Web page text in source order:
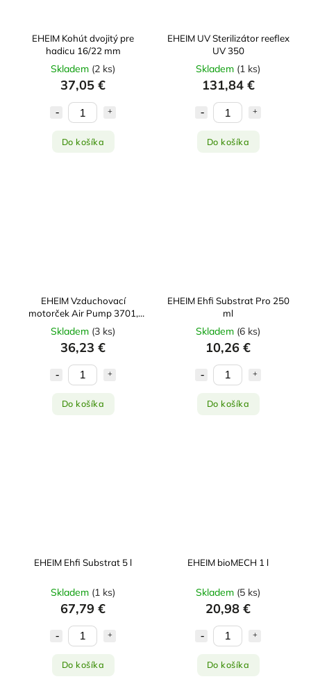
EHEIM Kohút dvojitý pre
hadicu 16/22 mm
Skladem (2 ks)
37,05 €
Do košíka
EHEIM UV Sterilizátor reeflex
UV 350
Skladem (1 ks)
131,84 €
Do košíka
EHEIM Vzduchovací
motorček Air Pump 3701,
100 l/h
Skladem (3 ks)
36,23 €
Do košíka
EHEIM Ehfi Substrat Pro 250
ml
Skladem (6 ks)
10,26 €
Do košíka
EHEIM Ehfi Substrat 5 l
Skladem (1 ks)
67,79 €
Do košíka
EHEIM bioMECH 1 l
Skladem (5 ks)
20,98 €
Do košíka